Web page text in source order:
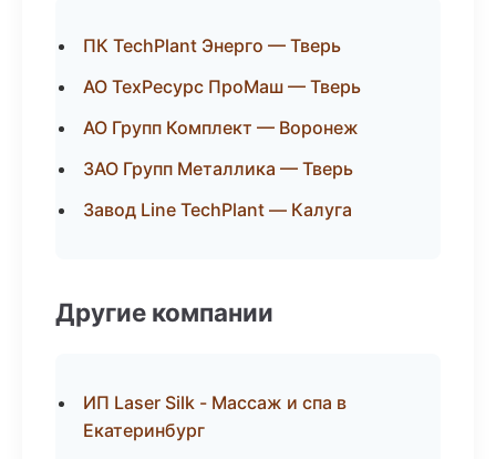
ПК TechPlant Энерго — Тверь
АО ТехРесурс ПроМаш — Тверь
АО Групп Комплект — Воронеж
ЗАО Групп Металлика — Тверь
Завод Line TechPlant — Калуга
Другие компании
ИП Laser Silk - Массаж и спа в
Екатеринбург